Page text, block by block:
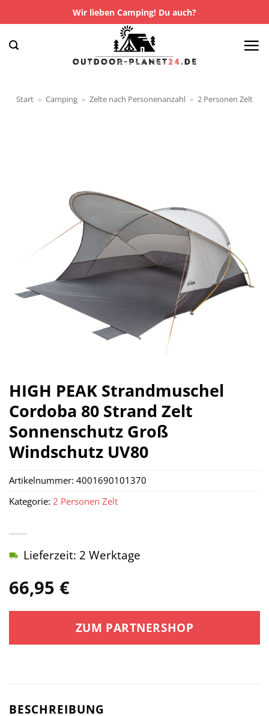
Inhalt
springen
Wir lieben Camping! Du auch?
Start » Camping » Zelte nach Personenanzahl » 2 Personen Zelt
HIGH PEAK Strandmuschel
Cordoba 80 Strand Zelt
Sonnenschutz Groß
Windschutz UV80
66,95 €
Lieferzeit: 2 Werktage
ZUM PARTNERSHOP
Artikelnummer: 4001690101370
Kategorie: 2 Personen Zelt
BESCHREIBUNG